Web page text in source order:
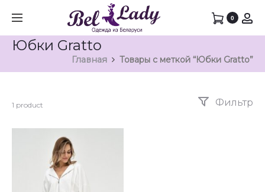
0
Юбки Gratto
Главная Товары с меткой “Юбки Gratto”
1 product Фильтр